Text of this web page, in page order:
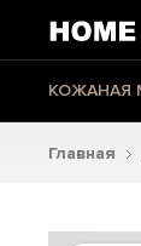
КОЖАНАЯ
Главная